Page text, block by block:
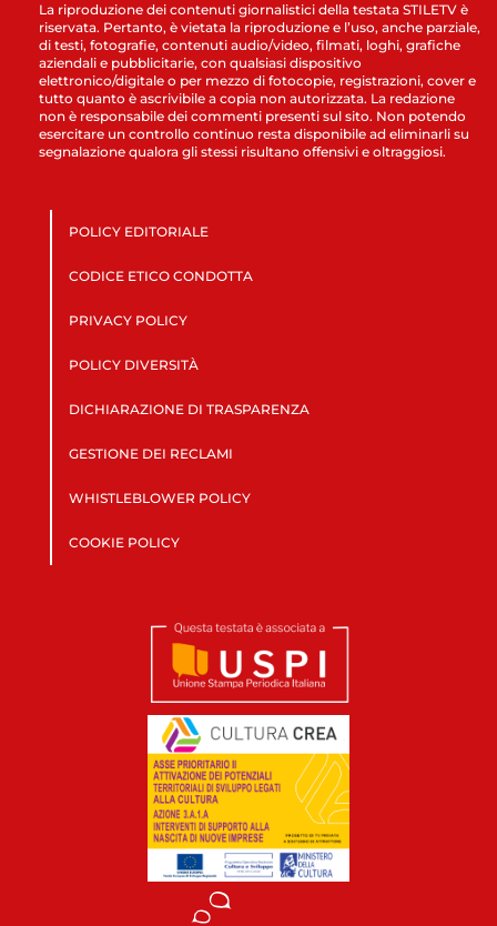
La riproduzione dei contenuti giornalistici della testata STILETV è
riservata. Pertanto, è vietata la riproduzione e l’uso, anche parziale,
di testi, fotografie, contenuti audio/video, filmati, loghi, grafiche
aziendali e pubblicitarie, con qualsiasi dispositivo
elettronico/digitale o per mezzo di fotocopie, registrazioni, cover e
tutto quanto è ascrivibile a copia non autorizzata. La redazione
non è responsabile dei commenti presenti sul sito. Non potendo
esercitare un controllo continuo resta disponibile ad eliminarli su
segnalazione qualora gli stessi risultano offensivi e oltraggiosi.
POLICY EDITORIALE
CODICE ETICO CONDOTTA
PRIVACY POLICY
POLICY DIVERSITÀ
DICHIARAZIONE DI TRASPARENZA
GESTIONE DEI RECLAMI
WHISTLEBLOWER POLICY
COOKIE POLICY